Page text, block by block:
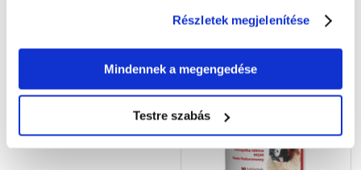
Részletek megjelenítése
Mindennek a megengedése
Testre szabás